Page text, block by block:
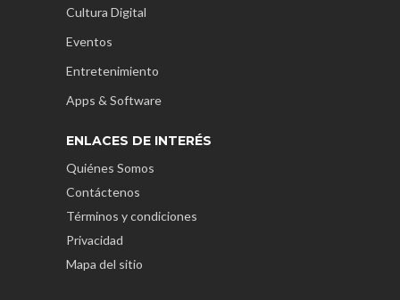
Cultura Digital
Eventos
Entretenimiento
Apps & Software
ENLACES DE INTERÉS
Quiénes Somos
Contáctenos
Términos y condiciones
Privacidad
Mapa del sitio